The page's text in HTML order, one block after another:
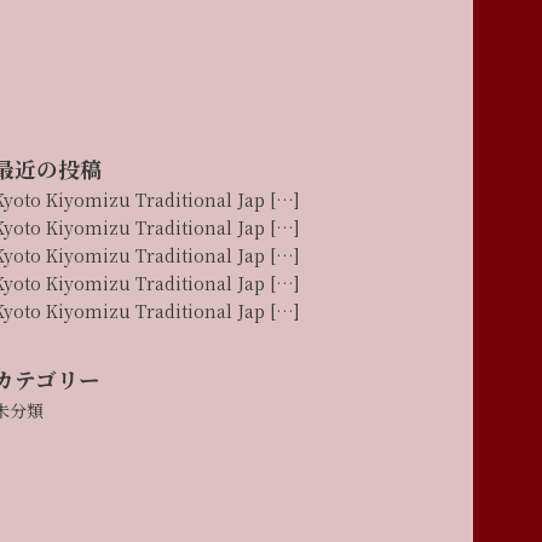
近の投稿
Kiyomizu Traditional Jap […]
Kiyomizu Traditional Jap […]
Kiyomizu Traditional Jap […]
Kiyomizu Traditional Jap […]
Kiyomizu Traditional Jap […]
テゴリー
分類